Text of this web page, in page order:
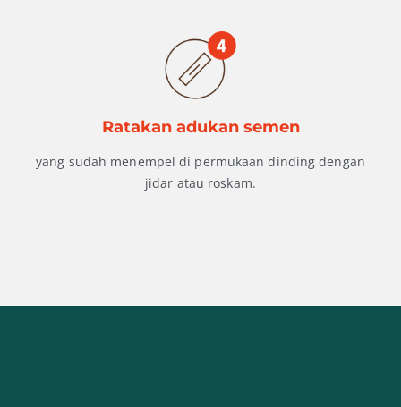
Ratakan adukan semen
yang sudah menempel di permukaan dinding dengan
jidar atau roskam.